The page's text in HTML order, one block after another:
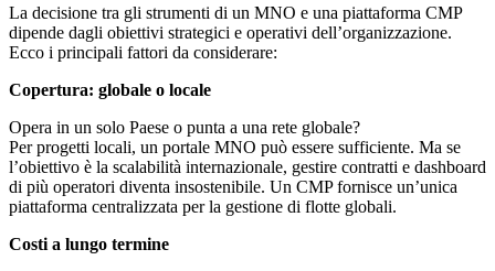
La decisione tra gli strumenti di un MNO e una piattaforma CMP
dipende dagli obiettivi strategici e operativi dell’organizzazione.
Ecco i principali fattori da considerare:
Copertura: globale o locale
Opera in un solo Paese o punta a una rete globale?
Per progetti locali, un portale MNO può essere sufficiente. Ma se
l’obiettivo è la scalabilità internazionale, gestire contratti e dashboard
di più operatori diventa insostenibile. Un CMP fornisce un’unica
piattaforma centralizzata per la gestione di flotte globali.
Costi a lungo termine